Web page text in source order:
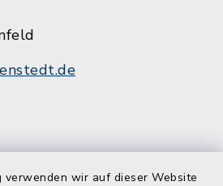
verwenden wir auf dieser Website